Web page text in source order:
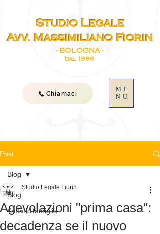
Studio Legale
Avv. Massimiliano Fiorin
- BOLOGNA -
dal 1996
ME
NU
Chiamaci
Post
Blog
#affaridifamiglia
Blog
Agevolazioni "prima casa":
decadenza se il nuovo
Studio Legale Fiorin